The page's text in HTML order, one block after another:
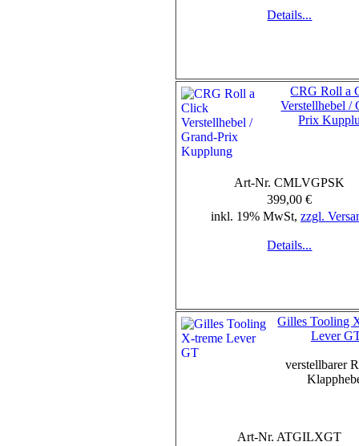
Details...
CRG Roll a
Verstellhebel /
Prix
Art-Nr. CMLVGPSK
399,00 €
inkl. 19% MwSt, zzgl.
Details...
Gilles Tooling
Lever
verstellbarer
Art-Nr. ATGILXGT